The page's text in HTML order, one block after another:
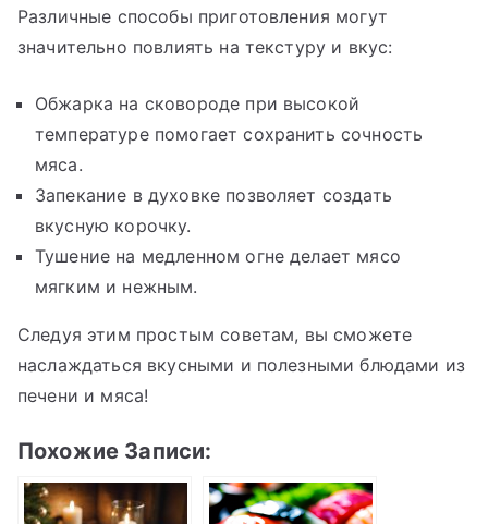
Различные способы приготовления могут
значительно повлиять на текстуру и вкус:
Обжарка на сковороде при высокой
температуре помогает сохранить сочность
мяса.
Запекание в духовке позволяет создать
вкусную корочку.
Тушение на медленном огне делает мясо
мягким и нежным.
Следуя этим простым советам, вы сможете
наслаждаться вкусными и полезными блюдами из
печени и мяса!
Похожие Записи: